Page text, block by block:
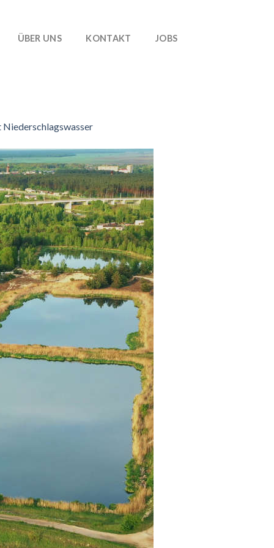
ÜBER UNS KONTAKT JOBS
Niederschlagswasser